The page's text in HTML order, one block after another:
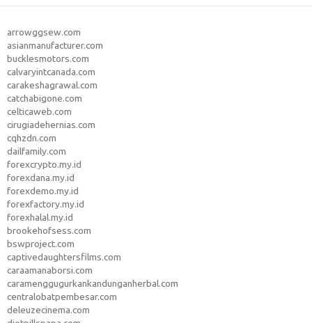
arrowggsew.com
asianmanufacturer.com
bucklesmotors.com
calvaryintcanada.com
carakeshagrawal.com
catchabigone.com
celticaweb.com
cirugiadehernias.com
cqhzdn.com
dailfamily.com
forexcrypto.my.id
forexdana.my.id
forexdemo.my.id
forexfactory.my.id
forexhalal.my.id
brookehofsess.com
bswproject.com
captivedaughtersfilms.com
caraamanaborsi.com
caramenggugurkankandunganherbal.com
centralobatpembesar.com
deleuzecinema.com